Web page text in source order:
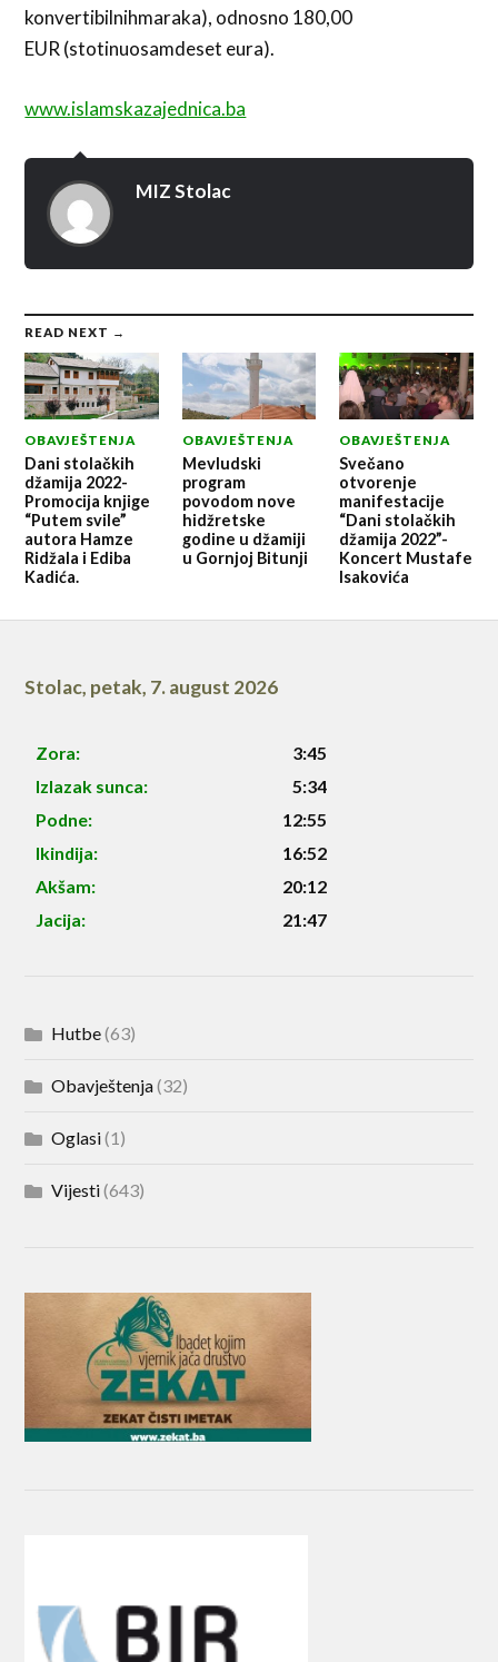
konvertibilnihmaraka), odnosno 180,00
EUR (stotinuosamdeset eura).
www.islamskazajednica.ba
MIZ Stolac
READ NEXT →
OBAVJEŠTENJA
Dani stolačkih
džamija 2022-
Promocija knjige
“Putem svile”
autora Hamze
Ridžala i Ediba
Kadića.
OBAVJEŠTENJA
Mevludski
program
povodom nove
hidžretske
godine u džamiji
u Gornjoj Bitunji
OBAVJEŠTENJA
Svečano
otvorenje
manifestacije
“Dani stolačkih
džamija 2022”-
Koncert Mustafe
Isakovića
Stolac, petak, 7. august 2026
Zora:
3:45
Izlazak sunca:
5:34
Podne:
12:55
Ikindija:
16:52
Akšam:
20:12
Jacija:
21:47
Hutbe(63)
Obavještenja(32)
Oglasi(1)
Vijesti(643)